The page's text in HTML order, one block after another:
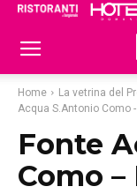
Home La vetrina del
Acqua S.Antonio Como
Fonte
Como